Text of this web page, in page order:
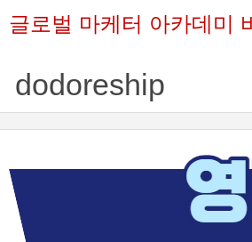
글로벌 마케터 아카데미
dodoreship